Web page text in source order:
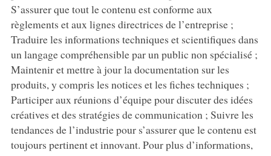
S’assurer que tout le contenu est conforme aux
règlements et aux lignes directrices de l’entreprise ;
Traduire les informations techniques et scientifiques dans
un langage compréhensible par un public non spécialisé ;
Maintenir et mettre à jour la documentation sur les
produits, y compris les notices et les fiches techniques ;
Participer aux réunions d’équipe pour discuter des idées
créatives et des stratégies de communication ; Suivre les
tendances de l’industrie pour s’assurer que le contenu est
toujours pertinent et innovant. Pour plus d’informations,